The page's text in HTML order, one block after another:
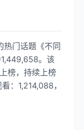
热门话题《不同
。该
榜，持续上榜
：1,214,088，